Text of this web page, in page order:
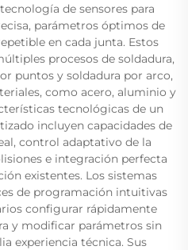
de sensores para
parámetros óptimos de
en cada junta. Estos
procesos de soldadura,
puntos y soldadura por arco,
como acero, aluminio y
tecnológicas de un
incluyen capacidades de
control adaptativo de la
e integración perfecta
existentes. Los sistemas
de programación intuitivas
configurar rápidamente
y modificar parámetros sin
experiencia técnica. Sus